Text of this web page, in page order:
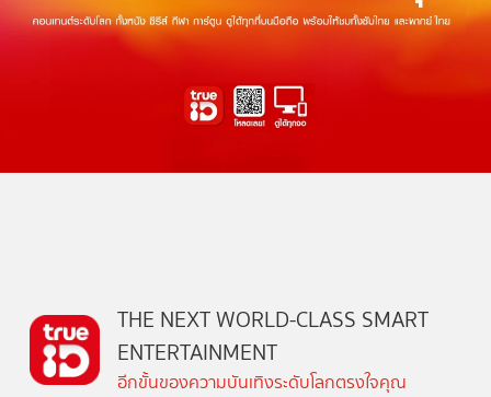
THE NEXT WORLD-CLASS SMART
ENTERTAINMENT
อีกขั้นของความบันเทิงระดับโลกตรงใจคุณ